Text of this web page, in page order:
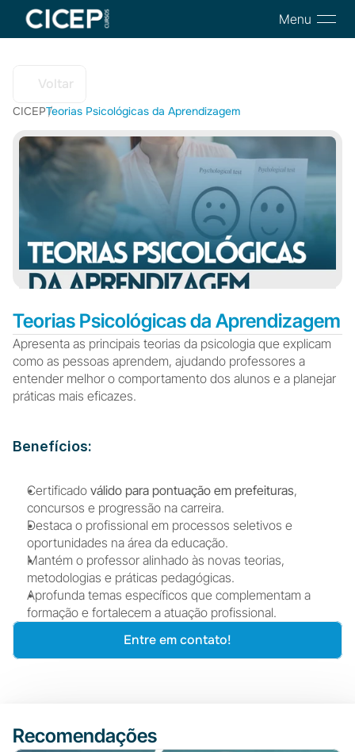
Menu
Voltar
CICEP/
Teorias Psicológicas da Aprendizagem
Teorias Psicológicas da Aprendizagem
Apresenta as principais teorias da psicologia que explicam
como as pessoas aprendem, ajudando professores a
entender melhor o comportamento dos alunos e a planejar
práticas mais eficazes.
Benefícios:
Certificado válido para pontuação em prefeituras,
concursos e progressão na carreira.
Destaca o profissional em processos seletivos e
oportunidades na área da educação.
Mantém o professor alinhado às novas teorias,
metodologias e práticas pedagógicas.
Aprofunda temas específicos que complementam a
formação e fortalecem a atuação profissional.
Entre em contato!
Recomendações